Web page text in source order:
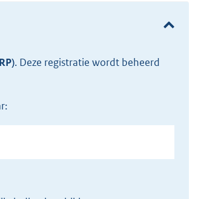
. Deze registratie wordt beheerd